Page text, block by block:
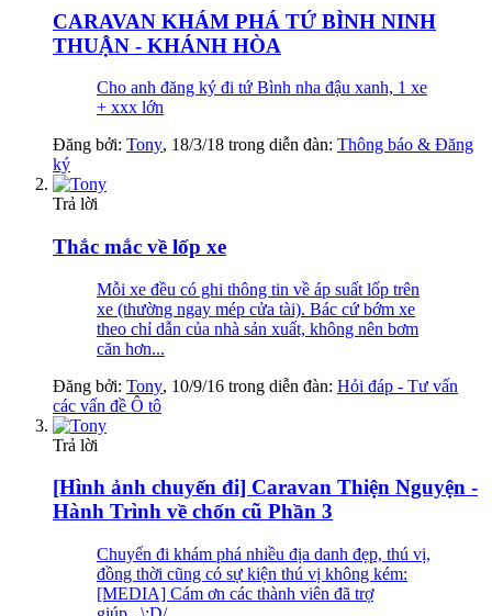
CARAVAN KHÁM PHÁ TỨ BÌNH NINH
THUẬN - KHÁNH HÒA
Cho anh đăng ký đi tứ Bình nha đậu xanh, 1 xe
+ xxx lớn
Đăng bởi: Tony, 18/3/18 trong diễn đàn: Thông báo & Đăng
ký
Trả lời
Thắc mắc về lốp xe
Mỗi xe đều có ghi thông tin về áp suất lốp trên
xe (thường ngay mép cửa tài). Bác cứ bớm xe
theo chỉ dẫn của nhà sản xuất, không nên bơm
căn hơn...
Đăng bởi: Tony, 10/9/16 trong diễn đàn: Hỏi đáp - Tư vấn
các vấn đề Ô tô
Trả lời
[Hình ảnh chuyến đi] Caravan Thiện Nguyện -
Hành Trình về chốn cũ Phần 3
Chuyến đi khám phá nhiều địa danh đẹp, thú vị,
đồng thời cũng có sự kiện thú vị không kém:
[MEDIA] Cám ơn các thành viên đã trợ